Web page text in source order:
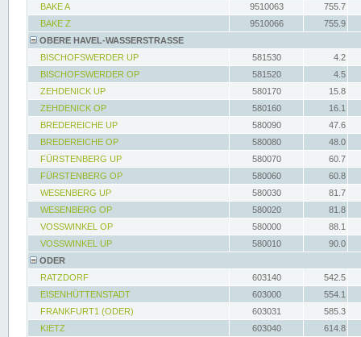
BAKE A
9510063
755.7
BAKE Z
9510066
755.9
OBERE HAVEL-WASSERSTRASSE
BISCHOFSWERDER UP
581530
4.2
BISCHOFSWERDER OP
581520
4.5
ZEHDENICK UP
580170
15.8
ZEHDENICK OP
580160
16.1
BREDEREICHE UP
580090
47.6
BREDEREICHE OP
580080
48.0
FÜRSTENBERG UP
580070
60.7
FÜRSTENBERG OP
580060
60.8
WESENBERG UP
580030
81.7
WESENBERG OP
580020
81.8
VOSSWINKEL OP
580000
88.1
VOSSWINKEL UP
580010
90.0
ODER
RATZDORF
603140
542.5
EISENHÜTTENSTADT
603000
554.1
FRANKFURT1 (ODER)
603031
585.3
KIETZ
603040
614.8